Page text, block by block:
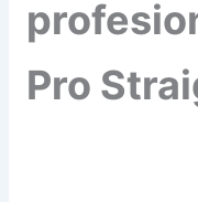
Pro